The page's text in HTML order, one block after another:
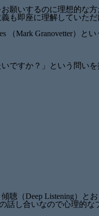
願いするのに理想的な方
も即座に理解していただ
（Mark Granovetter）と
ですか？」という問い
（Deep Listening）と
話し合いなので心理的な